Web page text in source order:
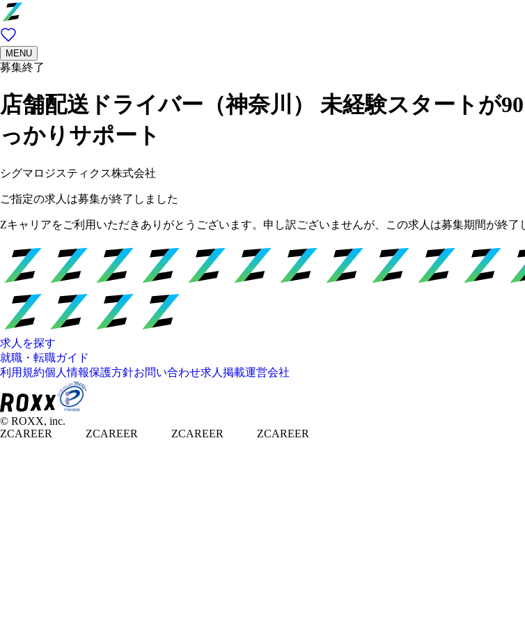
MENU
募集終了
店舗配送ドライバー（神奈川） 未経験スタートが
っかりサポート
シグマロジスティクス株式会社
ご指定の求人は募集が終了しました
Zキャリアをご利用いただきありがとうございます。申し訳ございませんが、この求人は募集期間が終
求人を探す
就職・転職ガイド
利用規約個人情報保護方針お問い合わせ求人掲載運営会社
© ROXX, inc.
ZCAREER
ZCAREER ZCAREER ZCAREER